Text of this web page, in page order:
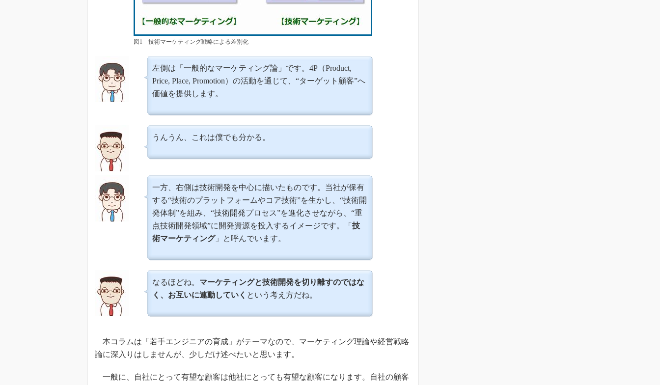
図1 技術マーケティング戦略による差別化
左側は「一般的なマーケティング論」です。4P（Product,
Price, Place, Promotion）の活動を通じて、“ターゲット顧客”へ
価値を提供します。
うんうん、これは僕でも分かる。
一方、右側は技術開発を中心に描いたものです。当社が保有
する“技術のプラットフォームやコア技術”を生かし、“技術開
発体制”を組み、“技術開発プロセス”を進化させながら、“重
点技術開発領域”に開発資源を投入するイメージです。「 技
術マーケティング」と呼んでいます。
なるほどね。 マーケティングと技術開発を切り離すのではな
く、お互いに連動していく という考え方だね。
本コラムは「若手エンジニアの育成」がテーマなので、マーケティング理論や経営戦略
論に深入りはしませんが、少しだけ述べたいと思います。
一般に、自社にとって有望な顧客は他社にとっても有望な顧客になります。自社の顧客